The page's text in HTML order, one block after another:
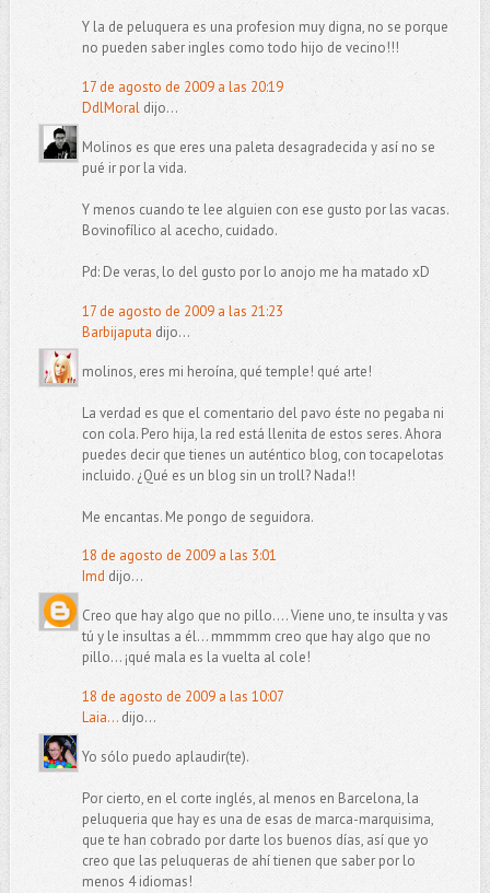
Y la de peluquera es una profesion muy digna, no se porque
no pueden saber ingles como todo hijo de vecino!!!
17 de agosto de 2009 a las 20:19
DdlMoraldijo...
Molinos es que eres una paleta desagradecida y así no se
pué ir por la vida.
Y menos cuando te lee alguien con ese gusto por las vacas.
Bovinofílico al acecho, cuidado.
Pd: De veras, lo del gusto por lo anojo me ha matado xD
17 de agosto de 2009 a las 21:23
Barbijaputa dijo...
molinos, eres mi heroína, qué temple! qué arte!
La verdad es que el comentario del pavo éste no pegaba ni
con cola. Pero hija, la red está llenita de estos seres. Ahora
puedes decir que tienes un auténtico blog, con tocapelotas
incluido. ¿Qué es un blog sin un troll? Nada!!
Me encantas. Me pongo de seguidora.
18 de agosto de 2009 a las 3:01
Imd dijo...
Creo que hay algo que no pillo.... Viene uno, te insulta y vas
tú y le insultas a él... mmmmm creo que hay algo que no
pillo... ¡qué mala es la vuelta al cole!
18 de agosto de 2009 a las 10:07
Laia...dijo...
Yo sólo puedo aplaudir(te).
Por cierto, en el corte inglés, al menos en Barcelona, la
peluqueria que hay es una de esas de marca-marquisima,
que te han cobrado por darte los buenos días, así que yo
creo que las peluqueras de ahí tienen que saber por lo
menos 4 idiomas!